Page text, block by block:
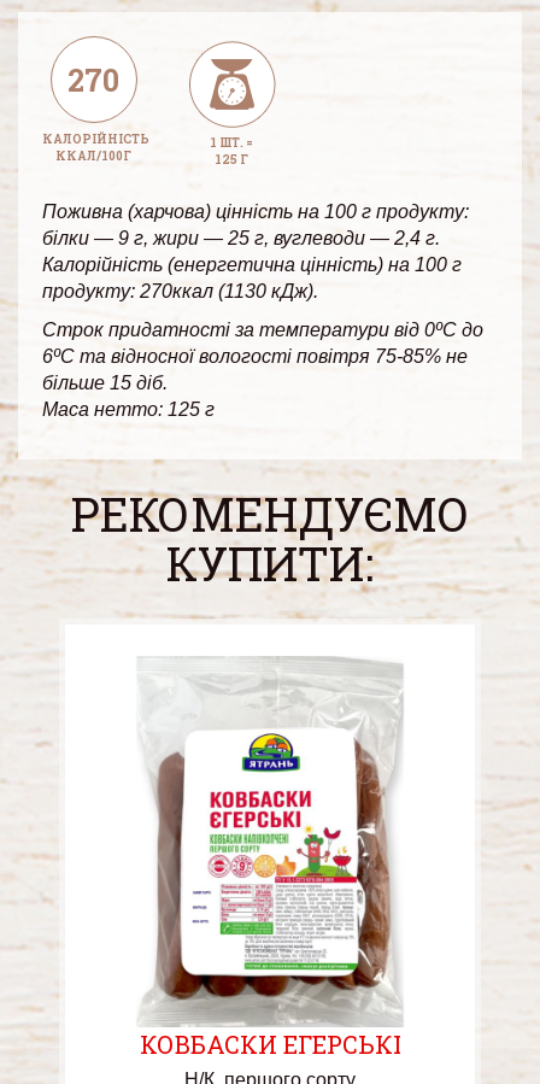
270
КАЛОРІЙНІСТЬ
ККАЛ/100Г
1 ШТ. =
125 Г
Поживна (харчова) цінність на 100 г продукту:
білки — 9 г, жири — 25 г, вуглеводи — 2,4 г.
Калорійність (енергетична цінність) на 100 г
продукту: 270ккал (1130 кДж).
Строк придатності за температури від 0ºС до
6ºС та відносної вологості повітря 75-85% не
більше 15 діб.
Маса нетто: 125 г
РЕКОМЕНДУЄМО
КУПИТИ:
КОВБАСКИ ЕГЕРСЬКІ